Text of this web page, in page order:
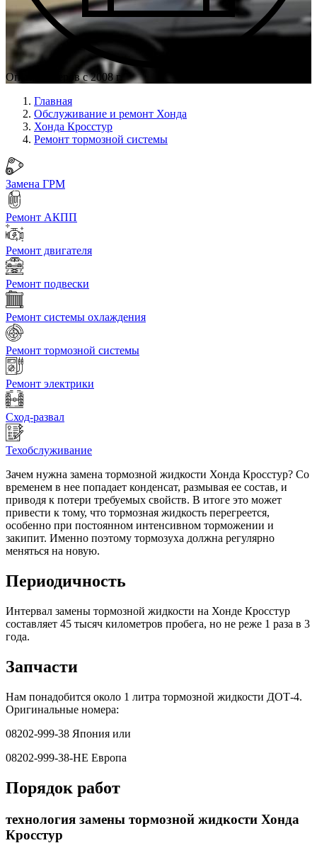
Опыт мастеров с 2008 г.
Главная
Обслуживание и ремонт Хонда
Хонда Кросстур
Ремонт тормозной системы
Замена ГРМ
Ремонт АКПП
Ремонт двигателя
Ремонт подвески
Ремонт системы охлаждения
Ремонт тормозной системы
Ремонт электрики
Сход-развал
Техобслуживание
Зачем нужна замена тормозной жидкости Хонда Кросстур? Со
временем в нее попадает конденсат, размывая ее состав, и
приводя к потери требуемых свойств. В итоге это может
привести к тому, что тормозная жидкость перегреется,
особенно при постоянном интенсивном торможении и
закипит. Именно поэтому тормозуха должна регулярно
меняться на новую.
Периодичность
Интервал замены тормозной жидкости на Хонде Кросстур
составляет 45 тысяч километров пробега, но не реже 1 раза в 3
года.
Запчасти
Нам понадобится около 1 литра тормозной жидкости ДОТ-4.
Оригинальные номера:
08202-999-38 Япония или
08202-999-38-HE Европа
Порядок работ
технология замены тормозной жидкости Хонда
Кросстур